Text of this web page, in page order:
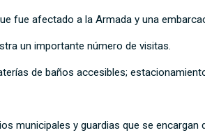
fue afectado a la Armada y una
un importante número de visitas.
de baños accesibles;
municipales y guardias que se